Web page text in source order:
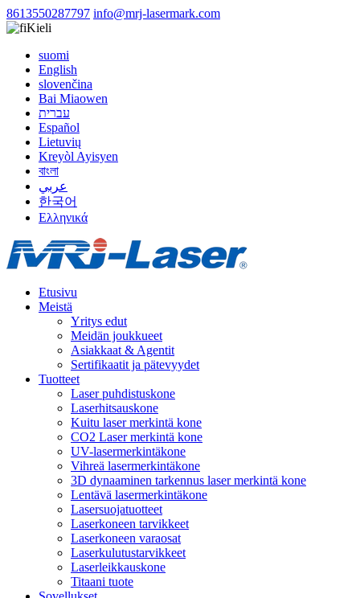
8613550287797 info@mrj-lasermark.com
Kieli
suomi
English
slovenčina
Bai Miaowen
עברית
Español
Lietuvių
Kreyòl Ayisyen
বাংলা
عربي
한국어
Ελληνικά
Etusivu
Meistä
Yritys edut
Meidän joukkueet
Asiakkaat & Agentit
Sertifikaatit ja pätevyydet
Tuotteet
Laser puhdistuskone
Laserhitsauskone
Kuitu laser merkintä kone
CO2 Laser merkintä kone
UV-lasermerkintäkone
Vihreä lasermerkintäkone
3D dynaaminen tarkennus laser merkintä kone
Lentävä lasermerkintäkone
Lasersuojatuotteet
Laserkoneen tarvikkeet
Laserkoneen varaosat
Laserkulutustarvikkeet
Laserleikkauskone
Titaani tuote